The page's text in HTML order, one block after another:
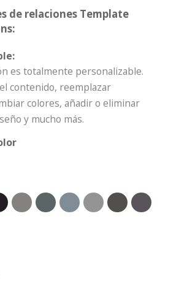
de relaciones Template
es totalmente personalizable.
contenido, reemplazar
colores, añadir o eliminar
y mucho más.